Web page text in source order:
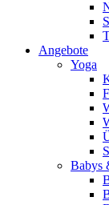
Angebote
Yoga
Babys